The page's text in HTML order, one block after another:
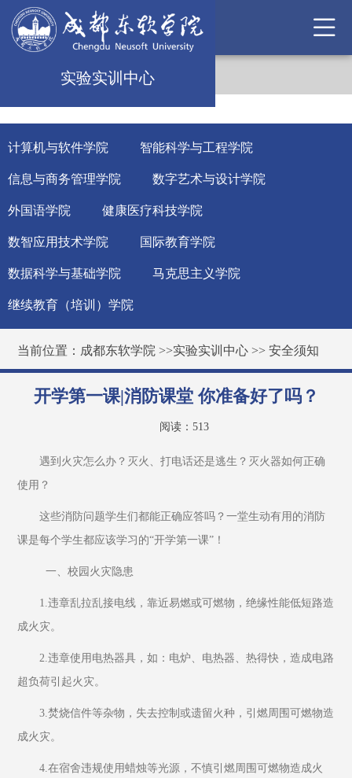
实验实训中心
计算机与软件学院 智能科学与工程学院
信息与商务管理学院 数字艺术与设计学院
外国语学院 健康医疗科技学院
数智应用技术学院 国际教育学院
数据科学与基础学院 马克思主义学院
继续教育（培训）学院
当前位置： 成都东软学院 >>实验实训中心 >>安全须知
开学第一课|消防课堂 你准备好了吗？
阅读： 513
遇到火灾怎么办？灭火、打电话还是逃生？灭火器如何正确
使用？
这些消防问题学生们都能正确应答吗？一堂生动有用的消防
课是每个学生都应该学习的“开学第一课”！
一、校园火灾隐患
1.违章乱拉乱接电线，靠近易燃或可燃物，绝缘性能低短路造
成火灾。
2.违章使用电热器具，如：电炉、电热器、热得快，造成电路
超负荷引起火灾。
3.焚烧信件等杂物，失去控制或遗留火种，引燃周围可燃物造
成火灾。
4.在宿舍违规使用蜡烛等光源，不慎引燃周围可燃物造成火